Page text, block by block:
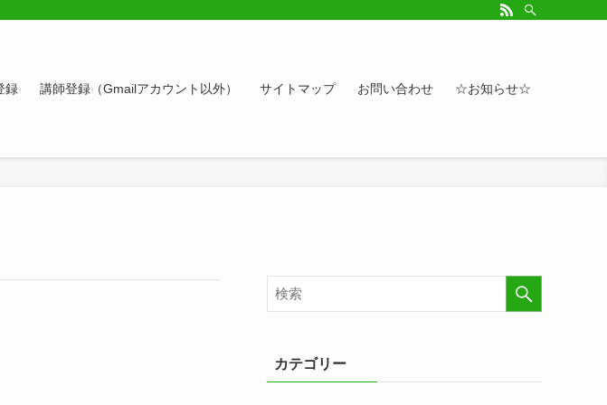
師の紹介ページ。学びたい方、スキルアップしたい方、お悩み相談など。カレンダーへのイベント情報や講座登録もど
録 講師登録（Gmailアカウント以外） サイトマップ お問い合わせ ☆お知らせ☆
カテゴリー